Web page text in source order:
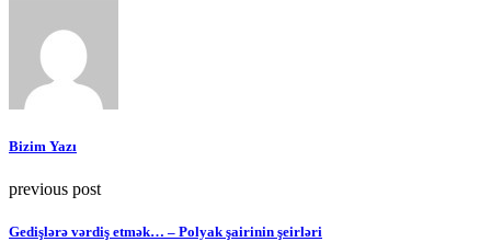
Bizim Yazı
previous post
Gedişlərə vərdiş etmək… – Polyak şairinin şeirləri